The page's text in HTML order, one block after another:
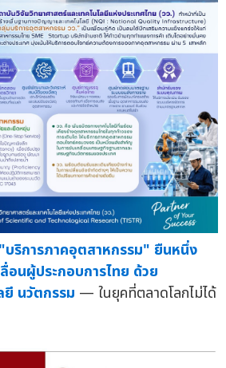
ริการภาคอุตสาหกรรม" ยืนหนึ่ง
อนผู้ประกอบการไทย ด้วย
ยี นวัตกรรม — ในยุคที่ตลาดโลกไม่ได้